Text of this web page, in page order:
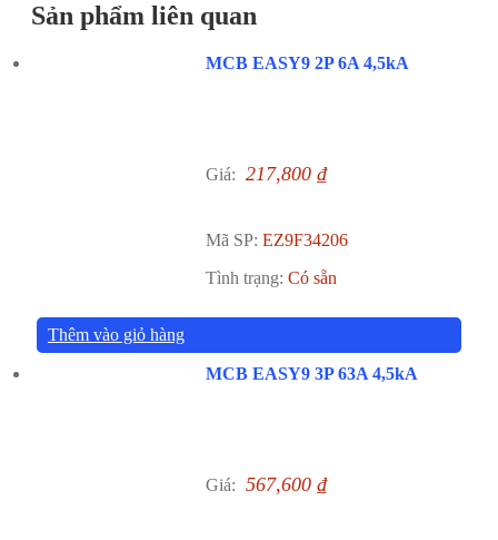
Sản phẩm liên quan
MCB EASY9 2P 6A 4,5kA
Giá: 217,800 ₫
Mã SP: EZ9F34206
Tình trạng: Có sẵn
Thêm vào giỏ hàng
MCB EASY9 3P 63A 4,5kA
Giá: 567,600 ₫